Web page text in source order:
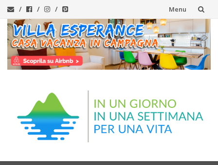
Menu
Vai
al
contenuto